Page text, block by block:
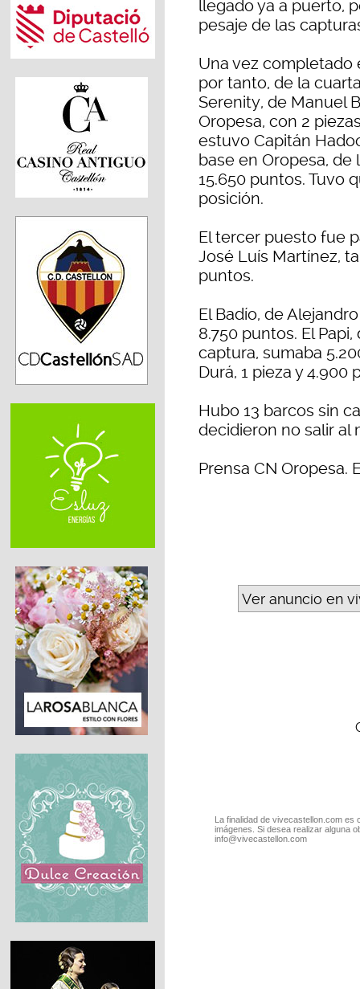
llegado ya a puerto,
pesaje de las
Una vez completado
por tanto, de la
Serenity, de Manuel
Oropesa, con 2
estuvo Capitán
base en Oropesa, de
15.650 puntos. Tuvo
posición.
El tercer puesto fue
José Luís Martínez,
puntos.
El Badío, de
8.750 puntos. El
captura, sumaba
Durá, 1 pieza y 4.900
Hubo 13 barcos sin
decidieron no salir al
Prensa CN Oropesa.
Ver anuncio en
La finalidad de vivecastellon.com
imágenes. Si desea realizar alguna
info@vivecastellon.com